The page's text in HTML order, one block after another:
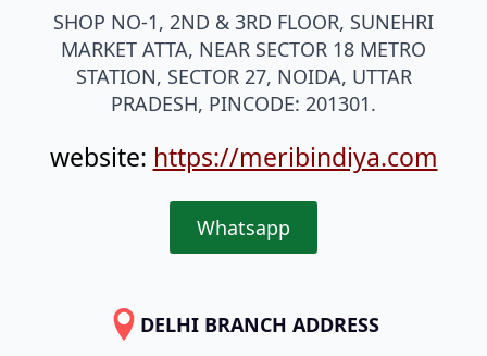
SHOP NO-1, 2ND & 3RD FLOOR, SUNEHRI
MARKET ATTA, NEAR SECTOR 18 METRO
STATION, SECTOR 27, NOIDA, UTTAR
PRADESH, PINCODE: 201301.
website: https://meribindiya.com
Whatsapp
DELHI BRANCH ADDRESS